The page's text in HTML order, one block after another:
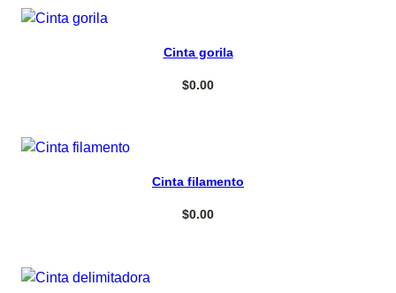
a
t
Cinta gorila
$0.00
Select options
Cinta filamento
$0.00